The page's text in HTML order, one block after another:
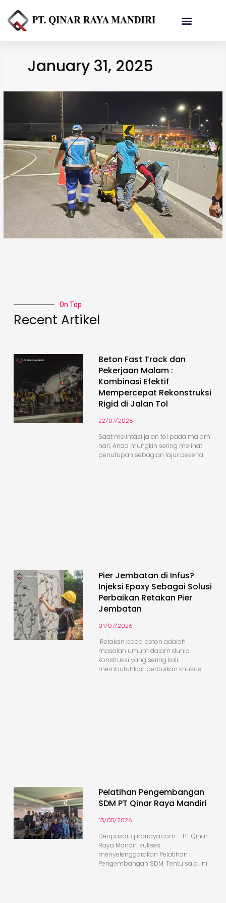
January 31, 2025
On Top
Recent Artikel
Beton Fast Track dan
Pekerjaan Malam :
Kombinasi Efektif
Mempercepat Rekonstruksi
Rigid di Jalan Tol
22/07/2026
Saat melintasi jalan tol pada malam
hari, Anda mungkin sering melihat
penutupan sebagian lajur beserta
Pier Jembatan di Infus?
Injeksi Epoxy Sebagai Solusi
Perbaikan Retakan Pier
Jembatan
01/07/2026
Retakan pada beton adalah
masalah umum dalam dunia
konstruksi yang sering kali
membutuhkan perbaikan khusus
Pelatihan Pengembangan
SDM PT Qinar Raya Mandiri
13/05/2026
Denpasar, qinarraya.com – PT Qinar
Raya Mandiri sukses
menyelenggarakan Pelatihan
Pengembangan SDM. Tentu saja, ini